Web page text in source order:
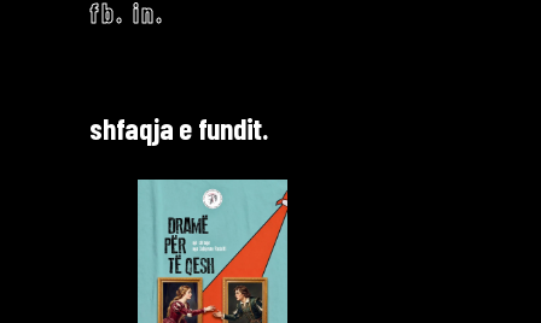
fb. in.
shfaqja e fundit.